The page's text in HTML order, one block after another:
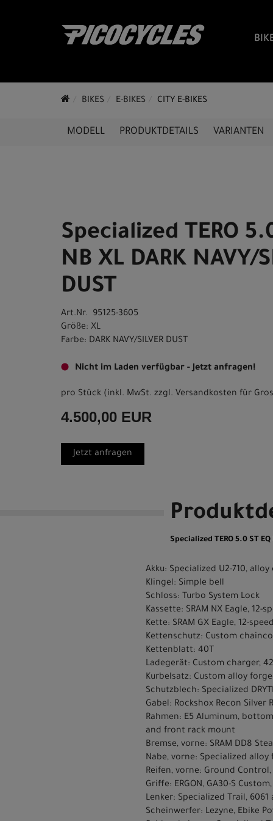
BIKES E-BIKES CITY E-BIKES
MODELL PRODUKTDETAILS VARIANTEN
Specialized TERO
NB XL DARK NAVY/
DUST
Art.Nr. 95125-3605
Größe: XL
Farbe: DARK NAVY/SILVER DUST
Nicht im Laden verfügbar - Jetzt anfragen!
pro Stück (inkl. MwSt. zzgl. Versandkosten für
4.500,00 EUR
Jetzt anfragen
Specialized TERO 5.0 ST EQ
Akku: Specialized U2-710,
Klingel: Simple bell
Schloss: Turbo System Lock
Kassette: SRAM NX Eagle, 12-
Kette: SRAM GX Eagle, 12-speed
Kettenschutz: Custom
Kettenblatt: 40T
Ladegerät: Custom charger,
Kurbelsatz: Custom alloy
Schutzblech: Specialized
Gabel: Rockshox Recon Silver
Rahmen: E5 Aluminum,
and front rack mount
Bremse, vorne: SRAM DD8
Nabe, vorne: Specialized
Reifen, vorne: Ground Control,
Griffe: ERGON, GA30-S
Lenker: Specialized Trail,
Scheinwerfer: Lezyne, Ebike